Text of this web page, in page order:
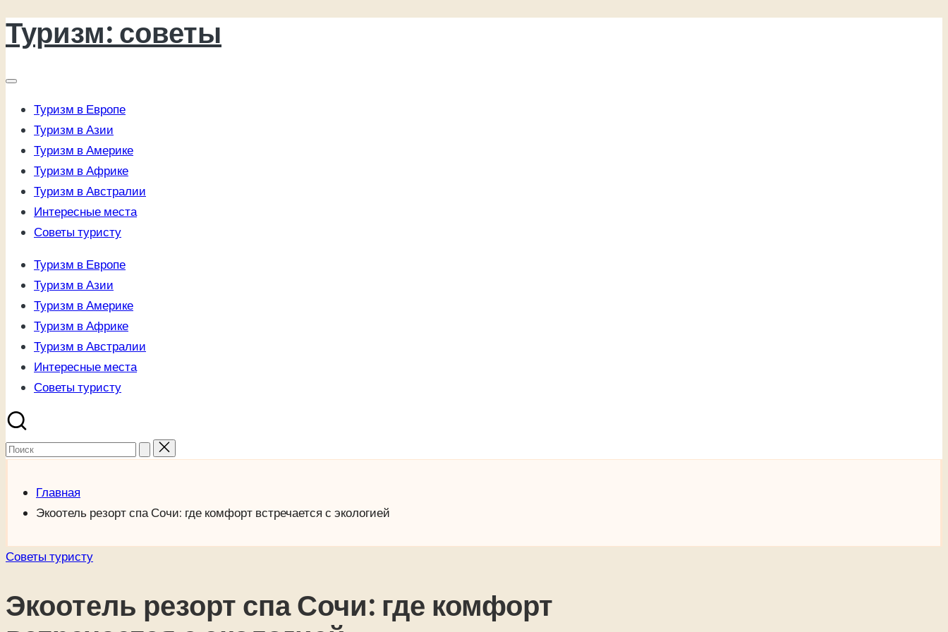
Перейти
к
Туризм: советы
Туризм в Европе
Туризм в Азии
Туризм в Америке
Туризм в Африке
Туризм в Австралии
Интересные места
Советы туристу
Туризм в Европе
Туризм в Азии
Туризм в Америке
Туризм в Африке
Туризм в Австралии
Интересные места
Советы туристу
Поиск
Главная
Экоотель резорт спа Сочи: где комфорт встречается с экологией
Опубликовано
Советы туристу
Экоотель резорт спа Сочи: где комфорт